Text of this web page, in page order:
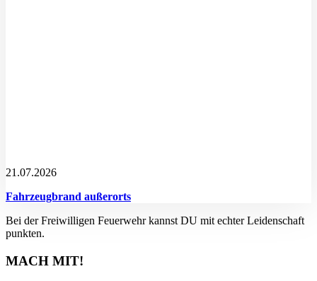
21.07.2026
Fahrzeugbrand außerorts
Bei der Freiwilligen Feuerwehr kannst DU mit echter Leidenschaft
punkten.
MACH MIT!